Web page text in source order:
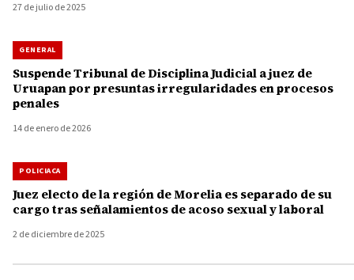
27 de julio de 2025
GENERAL
Suspende Tribunal de Disciplina Judicial a juez de
Uruapan por presuntas irregularidades en procesos
penales
14 de enero de 2026
POLICIACA
Juez electo de la región de Morelia es separado de su
cargo tras señalamientos de acoso sexual y laboral
2 de diciembre de 2025